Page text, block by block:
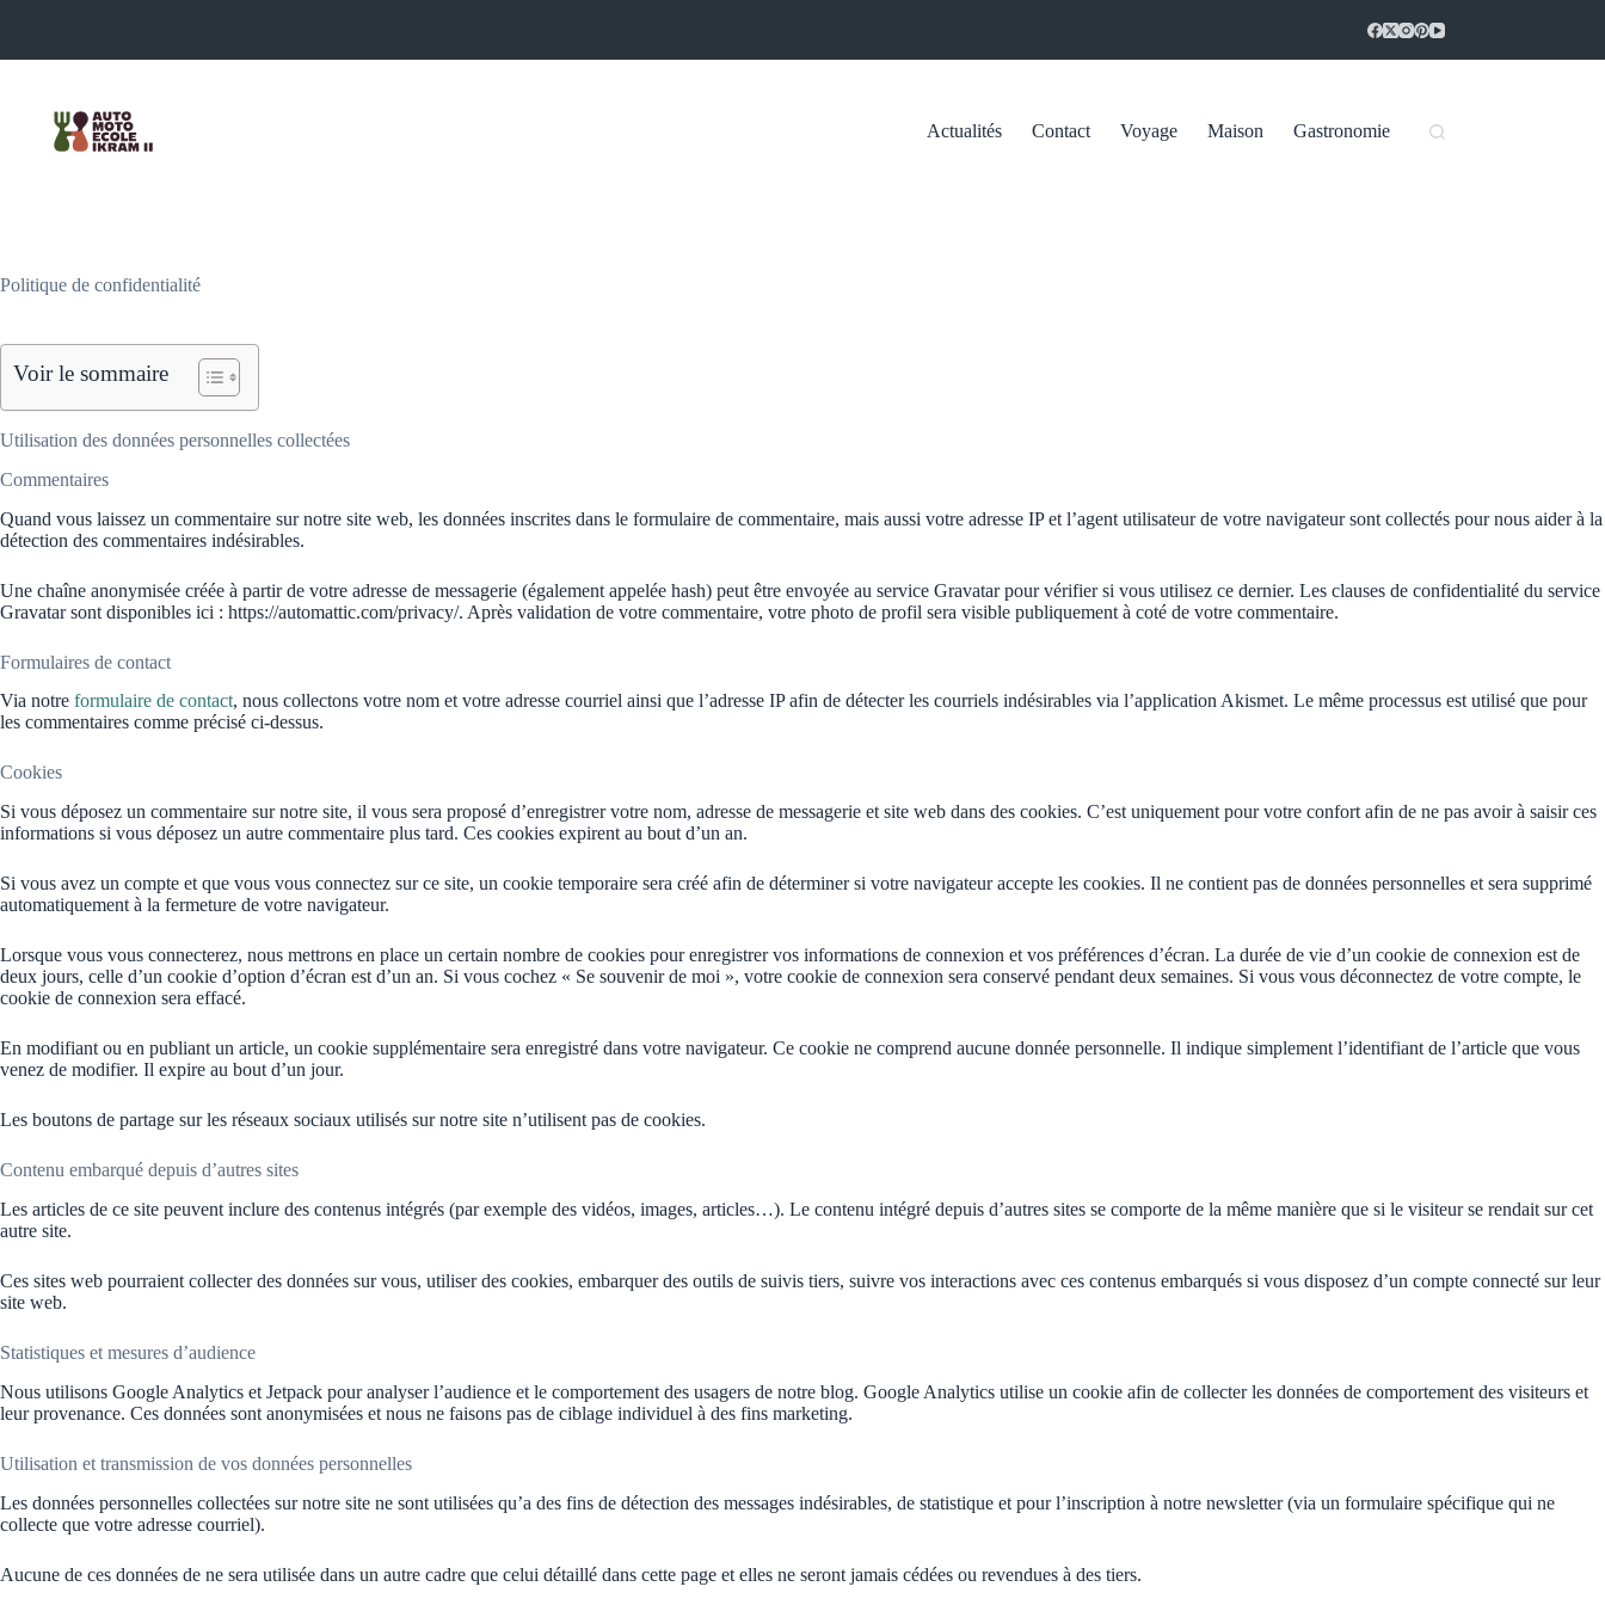
Actualités Contact Voyage Maison Gastronomie
Politique de confidentialité
Voir le sommaire
Utilisation des données personnelles collectées
Commentaires
Quand vous laissez un commentaire sur notre site web, les données inscrites dans le formulaire de commentaire, mais aussi votre adresse IP et l’agent utilisateur de votre navigateur sont collectés pour nous aider à la
détection des commentaires indésirables.
Une chaîne anonymisée créée à partir de votre adresse de messagerie (également appelée hash) peut être envoyée au service Gravatar pour vérifier si vous utilisez ce dernier. Les clauses de confidentialité du service
Gravatar sont disponibles ici : https://automattic.com/privacy/. Après validation de votre commentaire, votre photo de profil sera visible publiquement à coté de votre commentaire.
Formulaires de contact
Via notre formulaire de contact, nous collectons votre nom et votre adresse courriel ainsi que l’adresse IP afin de détecter les courriels indésirables via l’application Akismet. Le même processus est utilisé que pour
les commentaires comme précisé ci-dessus.
Cookies
Si vous déposez un commentaire sur notre site, il vous sera proposé d’enregistrer votre nom, adresse de messagerie et site web dans des cookies. C’est uniquement pour votre confort afin de ne pas avoir à saisir ces
informations si vous déposez un autre commentaire plus tard. Ces cookies expirent au bout d’un an.
Si vous avez un compte et que vous vous connectez sur ce site, un cookie temporaire sera créé afin de déterminer si votre navigateur accepte les cookies. Il ne contient pas de données personnelles et sera supprimé
automatiquement à la fermeture de votre navigateur.
Lorsque vous vous connecterez, nous mettrons en place un certain nombre de cookies pour enregistrer vos informations de connexion et vos préférences d’écran. La durée de vie d’un cookie de connexion est de
deux jours, celle d’un cookie d’option d’écran est d’un an. Si vous cochez « Se souvenir de moi », votre cookie de connexion sera conservé pendant deux semaines. Si vous vous déconnectez de votre compte, le
cookie de connexion sera effacé.
En modifiant ou en publiant un article, un cookie supplémentaire sera enregistré dans votre navigateur. Ce cookie ne comprend aucune donnée personnelle. Il indique simplement l’identifiant de l’article que vous
venez de modifier. Il expire au bout d’un jour.
Les boutons de partage sur les réseaux sociaux utilisés sur notre site n’utilisent pas de cookies.
Contenu embarqué depuis d’autres sites
Les articles de ce site peuvent inclure des contenus intégrés (par exemple des vidéos, images, articles…). Le contenu intégré depuis d’autres sites se comporte de la même manière que si le visiteur se rendait sur cet
autre site.
Ces sites web pourraient collecter des données sur vous, utiliser des cookies, embarquer des outils de suivis tiers, suivre vos interactions avec ces contenus embarqués si vous disposez d’un compte connecté sur leur
site web.
Statistiques et mesures d’audience
Nous utilisons Google Analytics et Jetpack pour analyser l’audience et le comportement des usagers de notre blog. Google Analytics utilise un cookie afin de collecter les données de comportement des visiteurs et
leur provenance. Ces données sont anonymisées et nous ne faisons pas de ciblage individuel à des fins marketing.
Utilisation et transmission de vos données personnelles
Les données personnelles collectées sur notre site ne sont utilisées qu’a des fins de détection des messages indésirables, de statistique et pour l’inscription à notre newsletter (via un formulaire spécifique qui ne
collecte que votre adresse courriel).
Aucune de ces données de ne sera utilisée dans un autre cadre que celui détaillé dans cette page et elles ne seront jamais cédées ou revendues à des tiers.